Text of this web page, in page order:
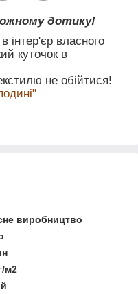
дотику!
інтер'єр власного
куточок в
не обійтися!
виробництво
м2